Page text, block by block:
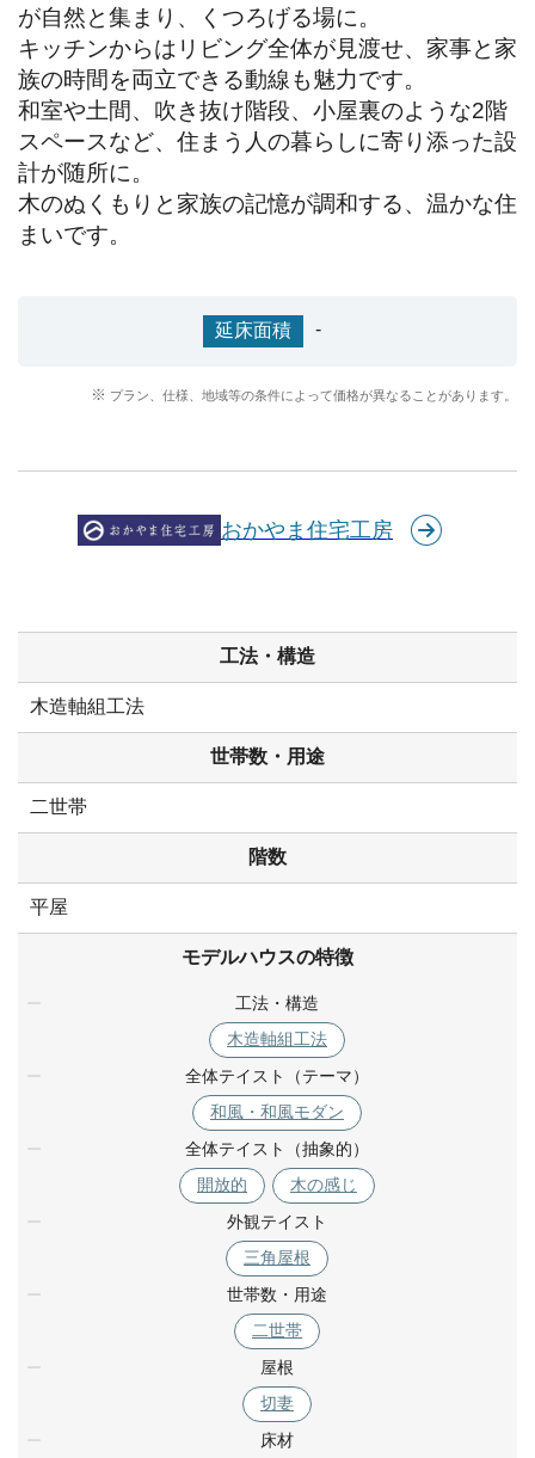
が自然と集まり、くつろげる場に。
キッチンからはリビング全体が見渡せ、家事と家
族の時間を両立できる動線も魅力です。
和室や土間、吹き抜け階段、小屋裏のような2階
スペースなど、住まう人の暮らしに寄り添った設
計が随所に。
木のぬくもりと家族の記憶が調和する、温かな住
まいです。
延床面積 -
プラン、仕様、地域等の条件によって価格が異なることがあります。
おかやま住宅工房
工法・構造
木造軸組工法
世帯数・用途
二世帯
階数
平屋
モデルハウスの特徴
工法・構造
木造軸組工法
全体テイスト（テーマ）
和風・和風モダン
全体テイスト（抽象的）
開放的
木の感じ
外観テイスト
三角屋根
世帯数・用途
二世帯
屋根
切妻
床材